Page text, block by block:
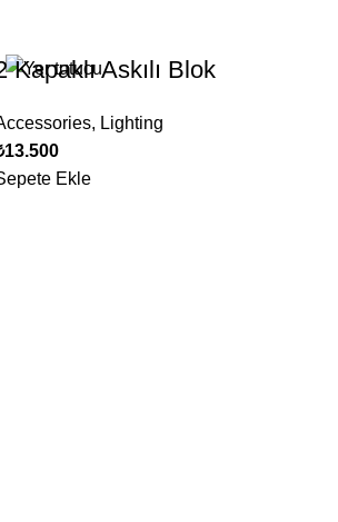
Kapaklı Askılı Blok
, Lighting
13.500
Ekle